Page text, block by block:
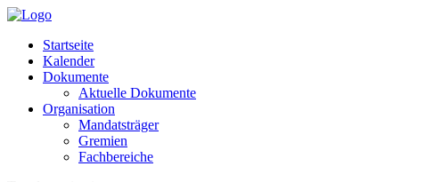
Startseite
Kalender
Dokumente
Aktuelle Dokumente
Organisation
Mandatsträger
Gremien
Fachbereiche